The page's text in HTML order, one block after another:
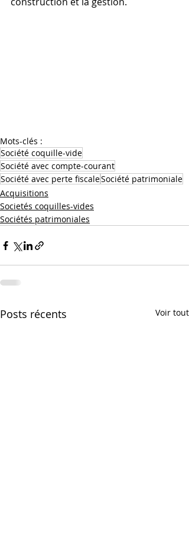
Mots-clés :
Société coquille-vide
Société avec compte-courant
Société avec perte fiscaleSociété patrimoniale
Acquisitions
Societés coquilles-vides
Sociétés patrimoniales
Posts récents Voir tout